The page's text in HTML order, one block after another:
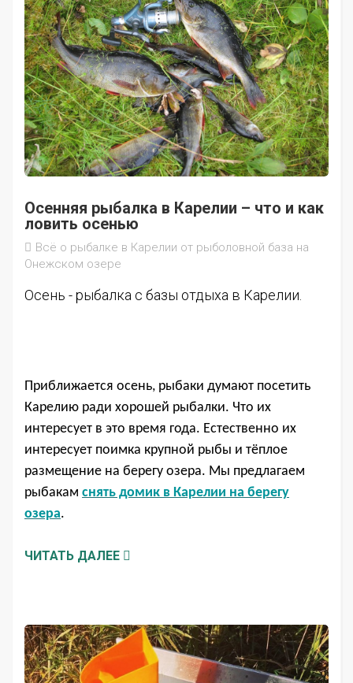
Осенняя рыбалка в Карелии – что и как
ловить осенью
Всё о рыбалке в Карелии от рыболовной база на
Онежском озере
Осень - рыбалка с базы отдыха в Карелии.
Приближается осень, рыбаки думают посетить
Карелию ради хорошей рыбалки. Что их
интересует в это время года. Естественно их
интересует поимка крупной рыбы и тёплое
размещение на берегу озера. Мы предлагаем
рыбакам снять домик в Карелии на берегу
озера.
ЧИТАТЬ ДАЛЕЕ